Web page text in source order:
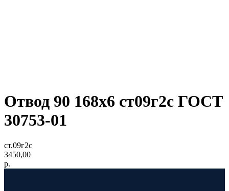
Отвод 90 168х6 ст09г2с ГОСТ
30753-01
ст.09г2с
3450,00
р.